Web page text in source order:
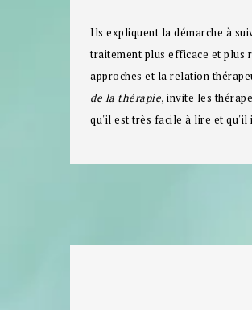
Ils expliquent la démarche à
traitement plus efficace et plus
approches et la relation
de la thérapie, invite les
qu'il est très facile à lire et qu'il